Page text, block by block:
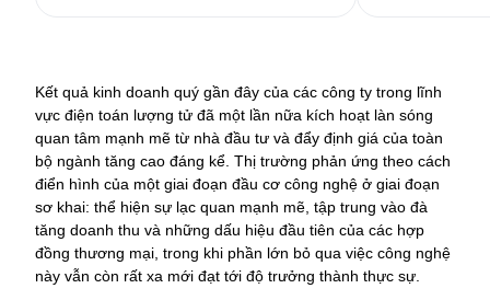
Kết quả kinh doanh quý gần đây của các công ty trong lĩnh
vực điện toán lượng tử đã một lần nữa kích hoạt làn sóng
quan tâm mạnh mẽ từ nhà đầu tư và đẩy định giá của toàn
bộ ngành tăng cao đáng kể. Thị trường phản ứng theo cách
điển hình của một giai đoạn đầu cơ công nghệ ở giai đoạn
sơ khai: thể hiện sự lạc quan mạnh mẽ, tập trung vào đà
tăng doanh thu và những dấu hiệu đầu tiên của các hợp
đồng thương mại, trong khi phần lớn bỏ qua việc công nghệ
này vẫn còn rất xa mới đạt tới độ trưởng thành thực sự.